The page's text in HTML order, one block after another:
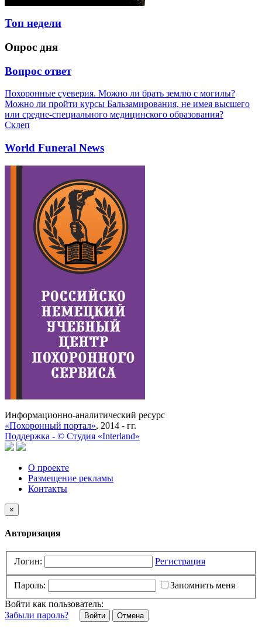
Топ недели
Опрос дня
Вопрос ответ
Похоронные суеверия. Можно ли брать землю с могилы?
Можно ли пройти курсы Бальзамирования, не имея высшего
или средне-специального медицинского образования?
Склеп
World Funeral News
Информационно-аналитический ресурс
«Похоронный портал», 2014 - гг.
Поддержка - © Cтудия «Interland»
О проекте
Размещение рекламы
Контакты
×
Авторизация
Логин: Регистрация
Пароль:
Запомнить меня
Войти как пользователь:
Забыли пароль?
Отмена